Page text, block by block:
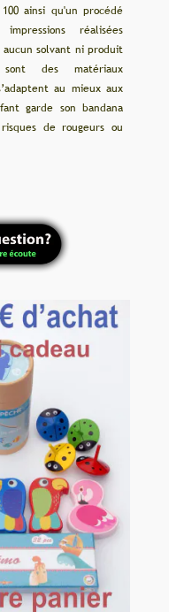
ainsi qu'un procédé
réalisées
solvant ni produit
sont des matériaux
au mieux aux
garde son bandana
de rougeurs ou